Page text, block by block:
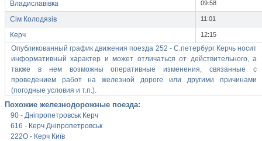
Владиславівка 09:58
Сім Колодязів 11:01
Керч 12:15
Опубликованный график движения поезда 252 - С.петербург Керчь носит
информативный характер и может отличаться от действительного, а
также в нем возможны оперативные изменения, связанные с
проведением работ на железной дороге или другими причинами
(погодные условия и т.п.).
Похожие железнодорожные поезда:
90 - Дніпропетровськ Керч
616 - Керч Дніпропетровськ
222О - Керч Київ